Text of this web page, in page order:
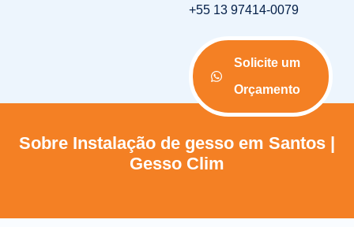
+55 13 97414-0079
Solicite um
Orçamento
Sobre Instalação de gesso em Santos |
Gesso Clim